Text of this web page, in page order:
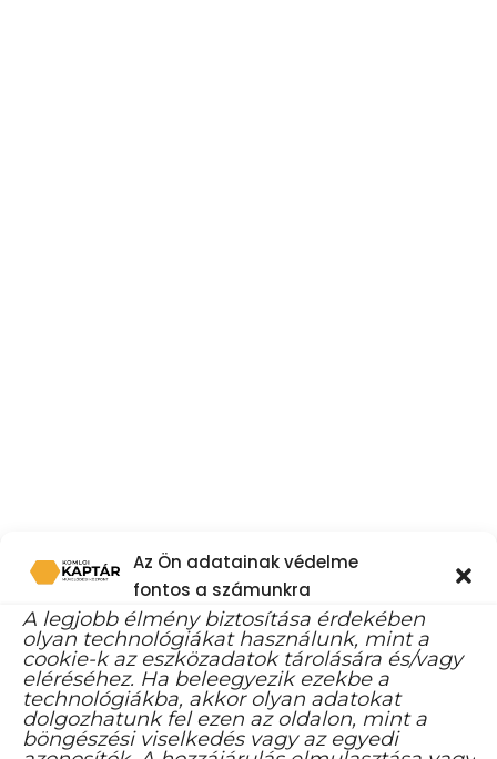
Az Ön adatainak védelme
fontos a számunkra
A legjobb élmény biztosítása érdekében
olyan technológiákat használunk, mint a
cookie-k az eszközadatok tárolására és/vagy
eléréséhez. Ha beleegyezik ezekbe a
technológiákba, akkor olyan adatokat
dolgozhatunk fel ezen az oldalon, mint a
böngészési viselkedés vagy az egyedi